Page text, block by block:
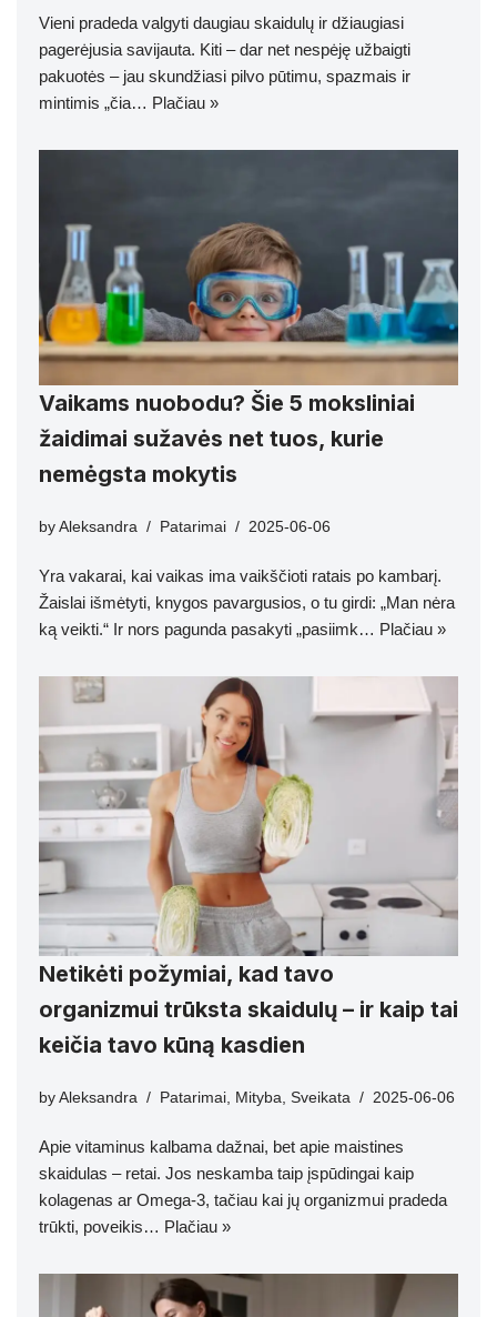
Vieni pradeda valgyti daugiau skaidulų ir džiaugiasi
pagerėjusia savijauta. Kiti – dar net nespėję užbaigti
pakuotės – jau skundžiasi pilvo pūtimu, spazmais ir
mintimis „čia… Plačiau »
Vaikams nuobodu? Šie 5 moksliniai
žaidimai sužavės net tuos, kurie
nemėgsta mokytis
by Aleksandra Patarimai 2025-06-06
Yra vakarai, kai vaikas ima vaikščioti ratais po kambarį.
Žaislai išmėtyti, knygos pavargusios, o tu girdi: „Man nėra
ką veikti.“ Ir nors pagunda pasakyti „pasiimk… Plačiau »
Netikėti požymiai, kad tavo
organizmui trūksta skaidulų – ir kaip tai
keičia tavo kūną kasdien
by Aleksandra Patarimai Mityba Sveikata 2025-06-06
Apie vitaminus kalbama dažnai, bet apie maistines
skaidulas – retai. Jos neskamba taip įspūdingai kaip
kolagenas ar Omega-3, tačiau kai jų organizmui pradeda
trūkti, poveikis… Plačiau »